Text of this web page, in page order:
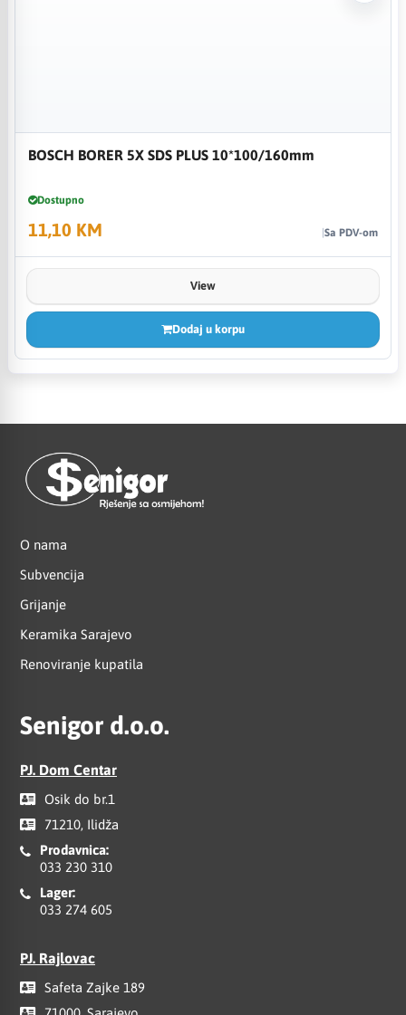
BOSCH BORER 5X SDS PLUS 10*100/160mm
Dostupno
11,10 KM Sa PDV-om
View
Dodaj u korpu
O nama
Subvencija
Grijanje
Keramika Sarajevo
Renoviranje kupatila
Senigor d.o.o.
PJ. Dom Centar
Osik do br.1
71210, Ilidža
Prodavnica:
033 230 310
Lager:
033 274 605
PJ. Rajlovac
Safeta Zajke 189